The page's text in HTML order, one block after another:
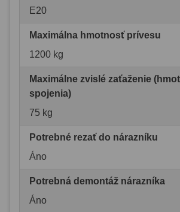
E20
Maximálna hmotnosť prívesu
1200 kg
Maximálne zvislé zaťaženie
spojenia)
75 kg
Potrebné rezať do nárazníku
Áno
Potrebná demontáž nárazníka
Áno